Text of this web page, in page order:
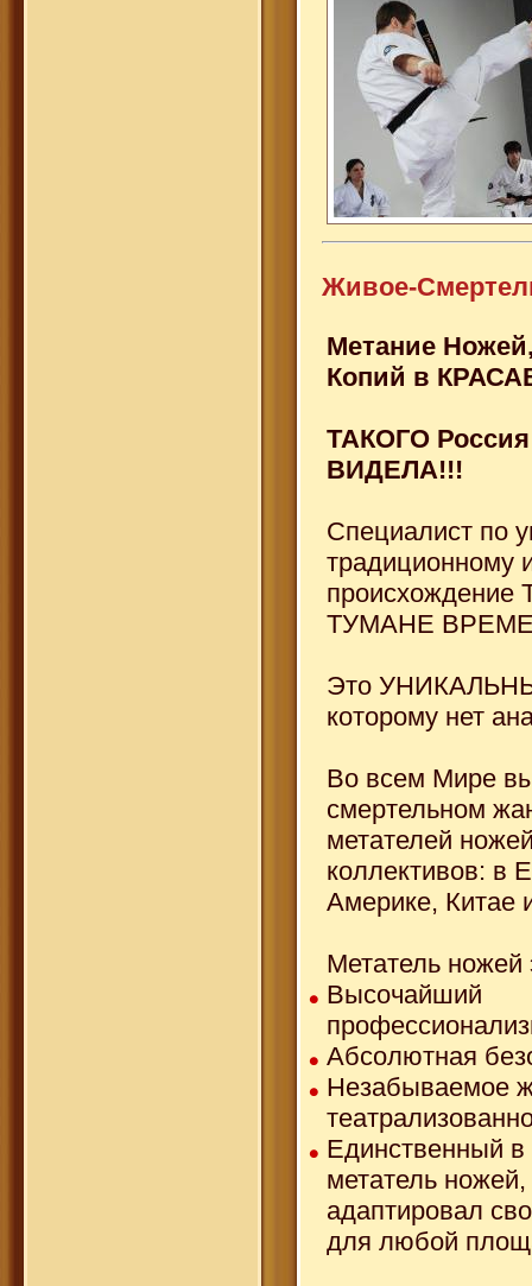
Живое-
Метание
Копий в
ТАКОГО
ВИДЕЛА!!!
Специалист по
традиционному
ТУМАНЕ
Это
которому нет
Во всем Мире
смертельном
метателей
коллективов: в
Америке, Китае
Метатель ножей
Высочайший
Абсолютная
Незабываемое
Единственный
метатель
адаптировал
для любой